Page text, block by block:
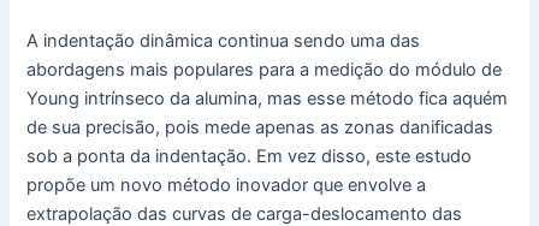
A indentação dinâmica continua sendo uma das
abordagens mais populares para a medição do módulo de
Young intrínseco da alumina, mas esse método fica aquém
de sua precisão, pois mede apenas as zonas danificadas
sob a ponta da indentação. Em vez disso, este estudo
propõe um novo método inovador que envolve a
extrapolação das curvas de carga-deslocamento das